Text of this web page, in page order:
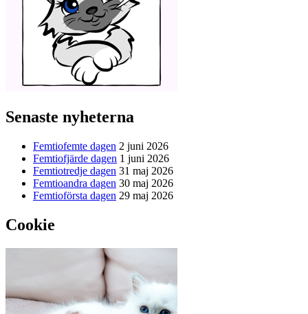
Senaste nyheterna
Femtiofemte dagen 2 juni 2026
Femtiofjärde dagen 1 juni 2026
Femtiotredje dagen 31 maj 2026
Femtioandra dagen 30 maj 2026
Femtioförsta dagen 29 maj 2026
Cookie